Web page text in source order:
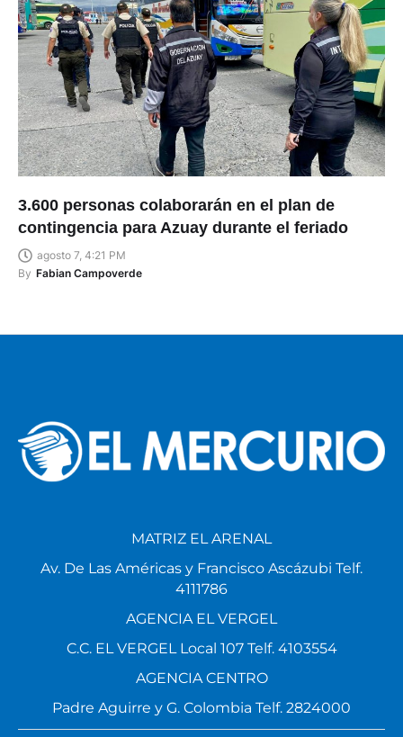
3.600 personas colaborarán en el plan de
contingencia para Azuay durante el feriado
agosto 7, 4:21 PM
By Fabian Campoverde
MATRIZ EL ARENAL
Av. De Las Américas y Francisco Ascázubi Telf.
4111786
AGENCIA EL VERGEL
C.C. EL VERGEL Local 107 Telf. 4103554
AGENCIA CENTRO
Padre Aguirre y G. Colombia Telf. 2824000